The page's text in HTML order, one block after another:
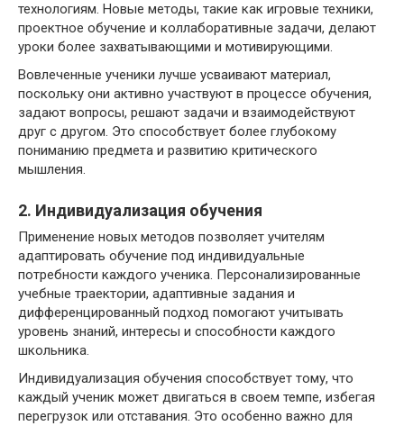
технологиям. Новые методы, такие как игровые техники,
проектное обучение и коллаборативные задачи, делают
уроки более захватывающими и мотивирующими.
Вовлеченные ученики лучше усваивают материал,
поскольку они активно участвуют в процессе обучения,
задают вопросы, решают задачи и взаимодействуют
друг с другом. Это способствует более глубокому
пониманию предмета и развитию критического
мышления.
2. Индивидуализация обучения
Применение новых методов позволяет учителям
адаптировать обучение под индивидуальные
потребности каждого ученика. Персонализированные
учебные траектории, адаптивные задания и
дифференцированный подход помогают учитывать
уровень знаний, интересы и способности каждого
школьника.
Индивидуализация обучения способствует тому, что
каждый ученик может двигаться в своем темпе, избегая
перегрузок или отставания. Это особенно важно для